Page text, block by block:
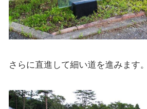
さらに直進して細い道を進みます。